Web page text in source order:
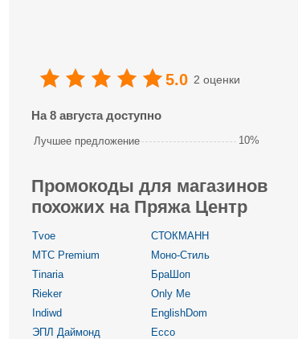
5.0 2 оценки
На 8 августа доступно
Лучшее предложение 10%
Промокоды для магазинов
похожих на Пряжа Центр
Tvoe
СТОКМАНН
МТС Premium
Моно-Стиль
Tinaria
БраШоп
Rieker
Only Me
Indiwd
EnglishDom
ЭПЛ Даймонд
Ecco